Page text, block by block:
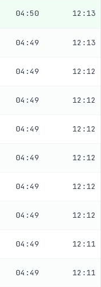
04:50 12:13
04:49 12:13
04:49 12:12
04:49 12:12
04:49 12:12
04:49 12:12
04:49 12:12
04:49 12:12
04:49 12:11
04:49 12:11